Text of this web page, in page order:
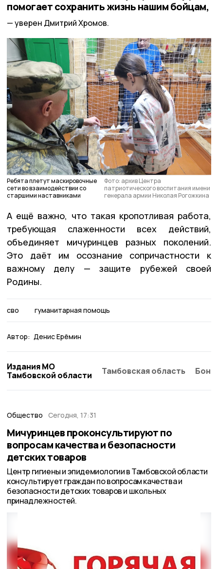
помогает сохранить жизнь нашим бойцам,
уверен Дмитрий Хромов.
Ребята плетут маскировочные
сети во взаимодействии со
старшими наставниками
Фото: архив Центра
патриотического воспитания имени
генерала армии Николая Рогожкина
А ещё важно, что такая кропотливая работа,
требующая слаженности всех действий,
объединяет мичуринцев разных поколений.
Это даёт им осознание сопричастности к
важному делу — защите рубежей своей
Родины.
сво гуманитарная помощь
Автор: Денис Ерёмин
Издания МО
Тамбовской области
Тамбовская область
Общество Сегодня, 17:31
Мичуринцев проконсультируют по
вопросам качества и безопасности
детских товаров
Центр гигиены и эпидемиологии в Тамбовской области
консультирует граждан по вопросам качества и
безопасности детских товаров и школьных
принадлежностей.